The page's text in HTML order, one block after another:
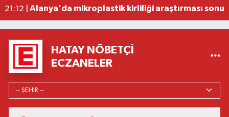
21:12 | Alanya'da mikroplastik kirliliği araştırması
HATAY NÖBETÇI
ECZANELER